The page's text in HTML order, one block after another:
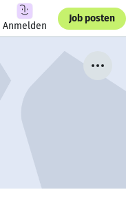
Anmelden
Job posten